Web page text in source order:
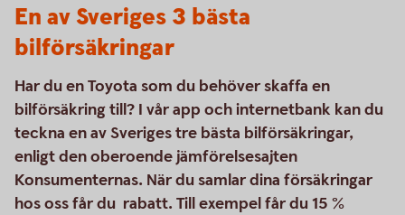
En av Sveriges 3 bästa
bilförsäkringar
Har du en Toyota som du behöver skaffa en
bilförsäkring till? I vår app och internetbank kan du
teckna en av Sveriges tre bästa bilförsäkringar,
enligt den oberoende jämförelsesajten
Konsumenternas. När du samlar dina försäkringar
hos oss får du rabatt. Till exempel får du 15 %